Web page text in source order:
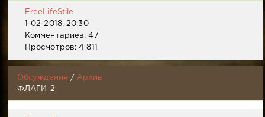
FreeLifeStile
1-02-2018, 20:30
Комментариев: 47
Просмотров: 4 811
Обсуждения / Архив
ФЛАГИ-2